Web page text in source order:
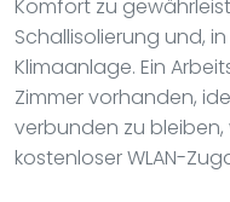
Komfort zu
Schallisolierung und,
Klimaanlage. Ein
Zimmer vorhanden,
verbunden zu
kostenloser WLAN-